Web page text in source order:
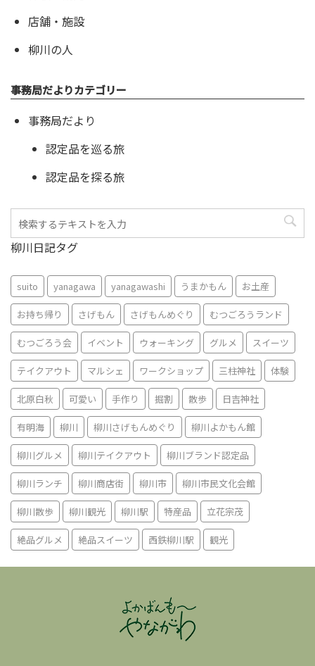
店舗・施設
柳川の人
事務局だよりカテゴリー
事務局だより
認定品を巡る旅
認定品を探る旅
柳川日記タグ
suito yanagawa yanagawashi うまかもん お土産
お持ち帰り さげもん さげもんめぐり むつごろうランド
むつごろう会 イベント ウォーキング グルメ スイーツ
テイクアウト マルシェ ワークショップ 三柱神社 体験
北原白秋 可愛い 手作り 掘割 散歩 日吉神社
有明海 柳川 柳川さげもんめぐり 柳川よかもん館
柳川グルメ 柳川テイクアウト 柳川ブランド認定品
柳川ランチ 柳川商店街 柳川市 柳川市民文化会館
柳川散歩 柳川観光 柳川駅 特産品 立花宗茂
絶品グルメ 絶品スイーツ 西鉄柳川駅 観光